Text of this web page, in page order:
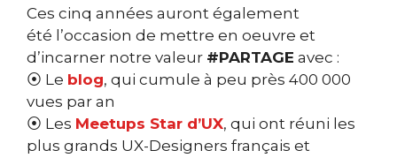
Ces cinq années auront également
été l’occasion de mettre en oeuvre et
d’incarner notre valeur #PARTAGE avec :
⦿ Le blog, qui cumule à peu près 400 000
vues par an
⦿ Les Meetups Star d’UX, qui ont réuni les
plus grands UX-Designers français et